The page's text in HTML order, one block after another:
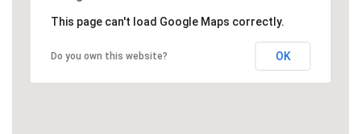
This page can't load Google Maps correctly.
Do you own this website? OK